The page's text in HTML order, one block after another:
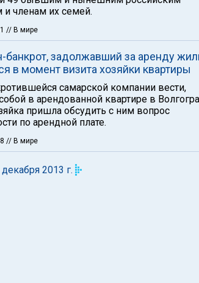
и членам их семей.
// В мире
банкрот, задолжавший за аренду
в момент визита хозяйки квартиры
самарской компании вести,
в арендованной квартире в
пришла обсудить с ним вопрос
по арендной плате.
// В мире
2013 г.